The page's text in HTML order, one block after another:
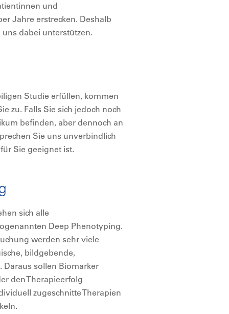
und
Jahre erstrecken. Deshalb
dabei unterstützen.
Studie erfüllen, kommen
zu. Falls Sie sich jedoch noch
befinden, aber dennoch an
Sie uns unverbindlich
Sie geeignet ist.
sich alle
Deep Phenotyping.
werden sehr viele
bildgebende,
Daraus sollen Biomarker
den Therapieerfolg
zugeschnitte Therapien